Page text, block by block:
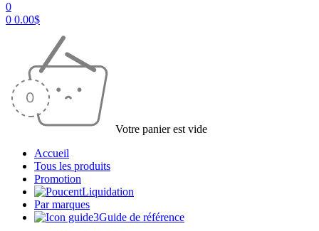
0
0 0.00$
Votre panier est vide
Accueil
Tous les produits
Promotion
Liquidation
Par marques
Guide de référence